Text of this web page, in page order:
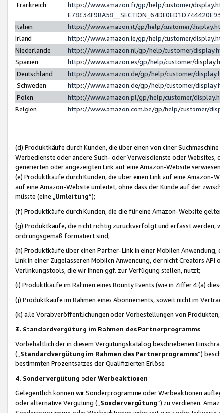
Frankreich
https://www.amazon.fr/gp/help/customer/
Italien
https://www.amazon.it/gp/help/customer/
Irland
https://www.amazon.ie/gp/help/customer/
Niederlande
https://www.amazon.nl/gp/help/customer/
Spanien
https://www.amazon.es/gp/help/customer/
Deutschland
https://www.amazon.de/gp/help/customer/
Schweden
https://www.amazon.de/gp/help/customer/
Polen
https://www.amazon.pl/gp/help/customer/
Belgien
https://www.amazon.com.be/gp/help/customer/
(d) Produktkäufe durch Kunden, die über einen von einer
Werbedienste oder andere Such- oder Verweisdienste oder Websites,
generierten oder angezeigten Link auf eine Amazon-Website
(e) Produktkäufe durch Kunden, die über einen Link auf eine
auf eine Amazon-Website umleitet, ohne dass der Kunde auf der
müsste (eine „ Umleitung“);
(f) Produktkäufe durch Kunden, die die für eine Amazon-Website
(g) Produktkäufe, die nicht richtig zurückverfolgt und erfasst werden,
ordnungsgemäß formatiert sind;
(h) Produktkäufe über einen Partner-Link in einer Mobilen
Link in einer Zugelassenen Mobilen Anwendung, der nicht Creators
Verlinkungstools, die wir Ihnen ggf. zur Verfügung stellen, nutzt;
(i) Produktkäufe im Rahmen eines Bounty Events (wie in Ziffer 4 (a)
(j) Produktkäufe im Rahmen eines Abonnements, soweit nicht im
(k) alle Vorabveröffentlichungen oder Vorbestellungen von
3. Standardvergütung im Rahmen des Partnerprogramms
Vorbehaltlich der in diesem Vergütungskatalog beschriebenen
(„ Standardvergütung im Rahmen des Partnerprogramms“)
bestimmten Prozentsatzes der Qualifizierten Erlöse.
4. Sondervergütung oder Werbeaktionen
Gelegentlich können wir Sonderprogramme oder Werbeaktionen
oder alternative Vergütung („ Sondervergütung”) zu verdienen.